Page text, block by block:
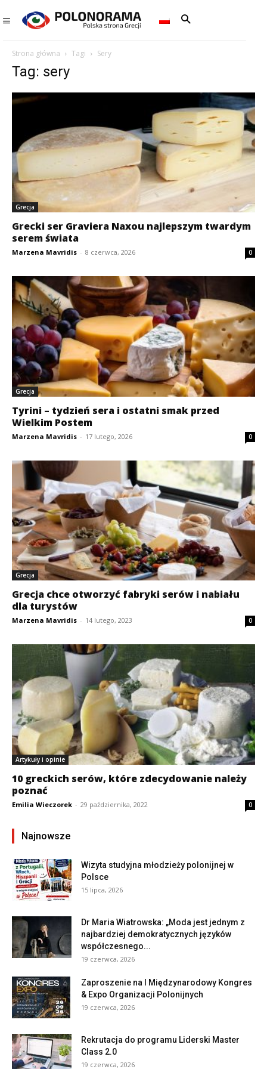
Strona główna Tagi Sery
Tag: sery
Grecja
Grecki ser Graviera Naxou najlepszym twardym
serem świata
Marzena Mavridis - 8 czerwca, 2026 0
Grecja
Tyrini – tydzień sera i ostatni smak przed
Wielkim Postem
Marzena Mavridis - 17 lutego, 2026 0
Grecja
Grecja chce otworzyć fabryki serów i nabiału
dla turystów
Marzena Mavridis - 14 lutego, 2023 0
Artykuły i opinie
10 greckich serów, które zdecydowanie należy
poznać
Emilia Wieczorek - 29 października, 2022 0
Najnowsze
Wizyta studyjna młodzieży polonijnej w
Polsce
15 lipca, 2026
Dr Maria Wiatrowska: „Moda jest jednym z
najbardziej demokratycznych języków
współczesnego...
19 czerwca, 2026
Zaproszenie na I Międzynarodowy Kongres
& Expo Organizacji Polonijnych
19 czerwca, 2026
Rekrutacja do programu Liderski Master
Class 2.0
19 czerwca, 2026